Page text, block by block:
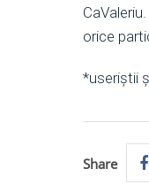
orice
*useriștii
Share